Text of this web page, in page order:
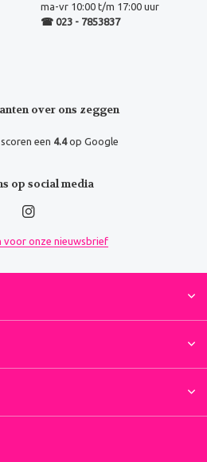
ma-vr 10:00 t/m 17:00 uur
☎ 023 - 7853837
over ons zeggen
een 4.4op Google
op social media
voor onze nieuwsbrief